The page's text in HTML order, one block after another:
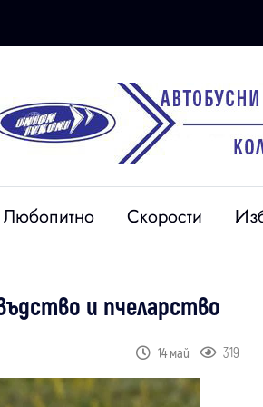
Любопитно Скорости
и пчеларство
14 май 319